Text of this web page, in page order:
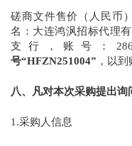
磋商文件售价（人民币
名：大连鸿沨招标代理
支行，账号：
号“HFZN251004” ，以到
八、凡对本次采购提出询
1.采购人信息